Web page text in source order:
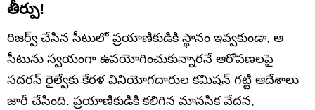
తీర్పు!
రిజర్వ్ చేసిన సీటులో ప్రయాణికుడికి స్థానం ఇవ్వకుండా, ఆ
సీటును స్వయంగా ఉపయోగించుకున్నారనే ఆరోపణలపై
సదరన్ రైల్వేకు కేరళ వినియోగదారుల కమిషన్ గట్టి ఆదేశాలు
జారీ చేసింది. ప్రయాణికుడికి కలిగిన మానసిక వేదన,